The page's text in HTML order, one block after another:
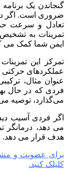
گنجاندن یک
ضروری است. اگر
تعادل و سرعت
تمرینات به
ایمن شما کمک می
تمرکز این
عملکردهای حرکتی
عنوان مثال،
فردی که در حال
می‌گذارد، توصیه
اگر فردی آسیب
می دهد، درمانگر
هدف قرار می دهد.
برای عضویت و
کلیلک کنید.